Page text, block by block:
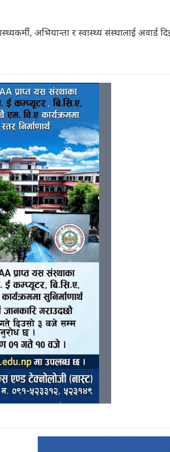
अभियान्ता र स्वास्थ्य संस्थालाई अवार्ड